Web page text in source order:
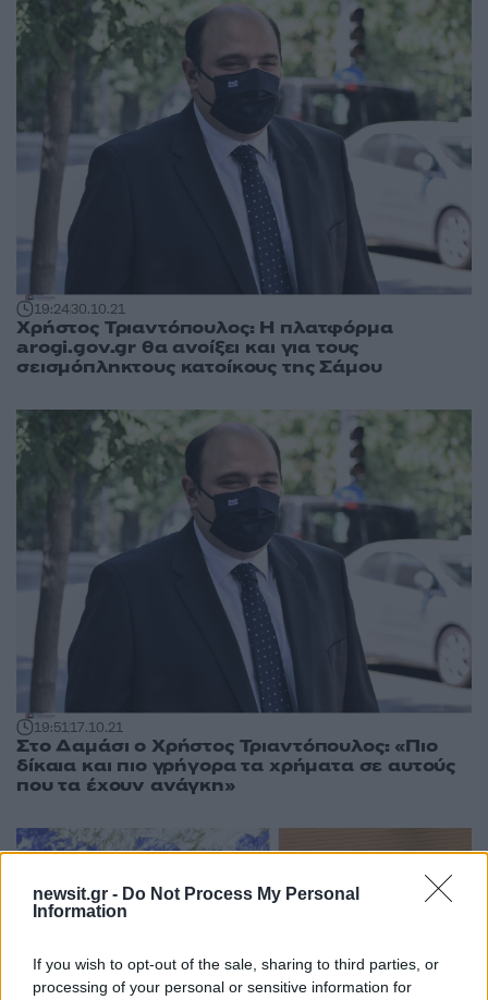
newsit.gr - Do Not Process My Personal
Information
If you wish to opt-out of the sale, sharing to third parties, or
processing of your personal or sensitive information for
19:2430.10.21
Χρήστος Τριαντόπουλος: Η πλατφόρμα
arogi.gov.gr θα ανοίξει και για τους
σεισμόπληκτους κατοίκους της Σάμου
19:5117.10.21
Στο Δαμάσι ο Χρήστος Τριαντόπουλος: «Πιο
δίκαια και πιο γρήγορα τα χρήματα σε αυτούς
που τα έχουν ανάγκη»